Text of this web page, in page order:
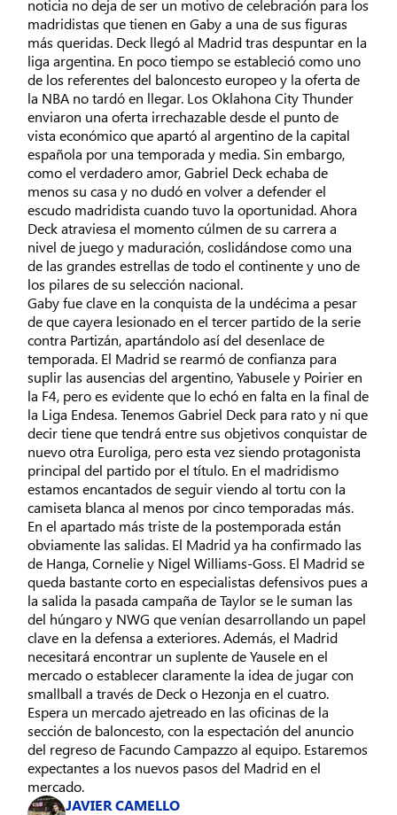
noticia no deja de ser un motivo de celebración para los
madridistas que tienen en Gaby a una de sus figuras
más queridas. Deck llegó al Madrid tras despuntar en la
liga argentina. En poco tiempo se estableció como uno
de los referentes del baloncesto europeo y la oferta de
la NBA no tardó en llegar. Los Oklahona City Thunder
enviaron una oferta irrechazable desde el punto de
vista económico que apartó al argentino de la capital
española por una temporada y media. Sin embargo,
como el verdadero amor, Gabriel Deck echaba de
menos su casa y no dudó en volver a defender el
escudo madridista cuando tuvo la oportunidad. Ahora
Deck atraviesa el momento cúlmen de su carrera a
nivel de juego y maduración, coslidándose como una
de las grandes estrellas de todo el continente y uno de
los pilares de su selección nacional.
Gaby fue clave en la conquista de la undécima a pesar
de que cayera lesionado en el tercer partido de la serie
contra Partizán, apartándolo así del desenlace de
temporada. El Madrid se rearmó de confianza para
suplir las ausencias del argentino, Yabusele y Poirier en
la F4, pero es evidente que lo echó en falta en la final de
la Liga Endesa. Tenemos Gabriel Deck para rato y ni que
decir tiene que tendrá entre sus objetivos conquistar de
nuevo otra Euroliga, pero esta vez siendo protagonista
principal del partido por el título. En el madridismo
estamos encantados de seguir viendo al tortu con la
camiseta blanca al menos por cinco temporadas más.
En el apartado más triste de la postemporada están
obviamente las salidas. El Madrid ya ha confirmado las
de Hanga, Cornelie y Nigel Williams-Goss. El Madrid se
queda bastante corto en especialistas defensivos pues a
la salida la pasada campaña de Taylor se le suman las
del húngaro y NWG que venían desarrollando un papel
clave en la defensa a exteriores. Además, el Madrid
necesitará encontrar un suplente de Yausele en el
mercado o establecer claramente la idea de jugar con
smallball a través de Deck o Hezonja en el cuatro.
Espera un mercado ajetreado en las oficinas de la
sección de baloncesto, con la espectación del anuncio
del regreso de Facundo Campazzo al equipo. Estaremos
expectantes a los nuevos pasos del Madrid en el
mercado.
JAVIER CAMELLO